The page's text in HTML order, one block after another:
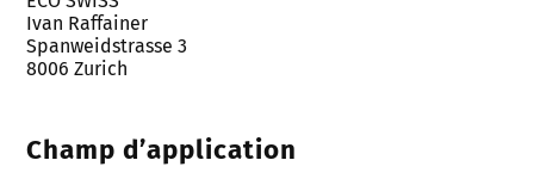
Ivan Raffainer
Spanweidstrasse 3
8006 Zurich
Champ d’application